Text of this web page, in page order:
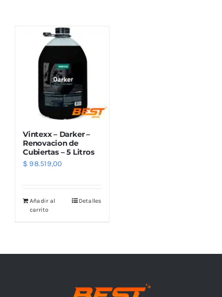
Combos
Mayorista
Marcas
Vintexx – Darker –
Renovacion de
Cubiertas – 5 Litros
$ 98.519,00
Añadir al
carrito
Detalles